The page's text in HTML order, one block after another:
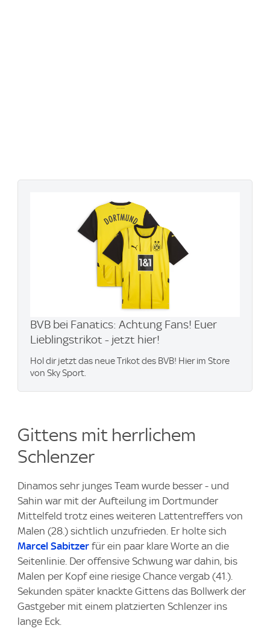
BVB bei Fanatics: Achtung Fans! Euer
Lieblingstrikot - jetzt hier!
Hol dir jetzt das neue Trikot des BVB! Hier im Store
von Sky Sport.
Gittens mit herrlichem
Schlenzer
Dinamos sehr junges Team wurde besser - und
Sahin war mit der Aufteilung im Dortmunder
Mittelfeld trotz eines weiteren Lattentreffers von
Malen (28.) sichtlich unzufrieden. Er holte sich
Marcel Sabitzer für ein paar klare Worte an die
Seitenlinie. Der offensive Schwung war dahin, bis
Malen per Kopf eine riesige Chance vergab (41.).
Sekunden später knackte Gittens das Bollwerk der
Gastgeber mit einem platzierten Schlenzer ins
lange Eck.